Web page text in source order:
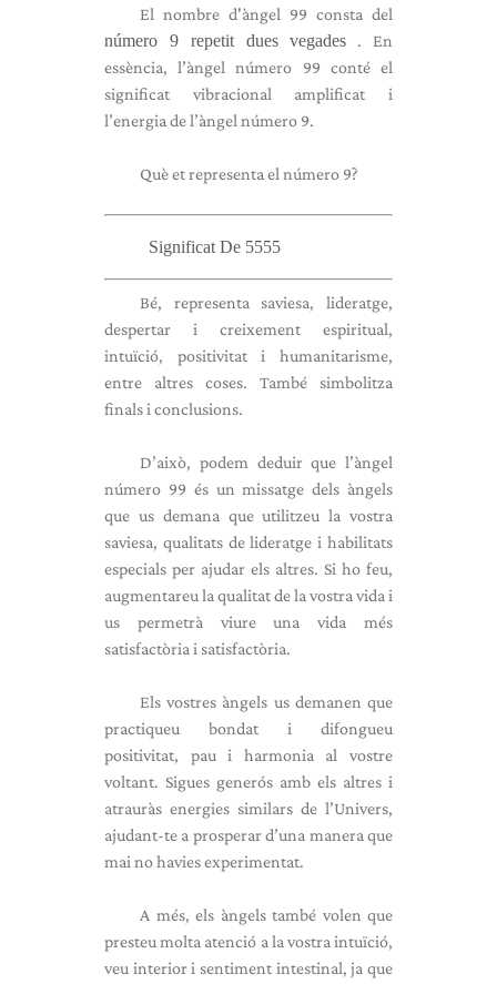
El nombre d'àngel 99 consta del
número 9 repetit dues vegades . En
essència, l’àngel número 99 conté el
significat vibracional amplificat i
l’energia de l’àngel número 9.
Què et representa el número 9?
Significat De 5555
Bé, representa saviesa, lideratge,
despertar i creixement espiritual,
intuïció, positivitat i humanitarisme,
entre altres coses. També simbolitza
finals i conclusions.
D’això, podem deduir que l’àngel
número 99 és un missatge dels àngels
que us demana que utilitzeu la vostra
saviesa, qualitats de lideratge i habilitats
especials per ajudar els altres. Si ho feu,
augmentareu la qualitat de la vostra vida i
us permetrà viure una vida més
satisfactòria i satisfactòria.
Els vostres àngels us demanen que
practiqueu bondat i difongueu
positivitat, pau i harmonia al vostre
voltant. Sigues generós amb els altres i
atrauràs energies similars de l’Univers,
ajudant-te a prosperar d’una manera que
mai no havies experimentat.
A més, els àngels també volen que
presteu molta atenció a la vostra intuïció,
veu interior i sentiment intestinal, ja que